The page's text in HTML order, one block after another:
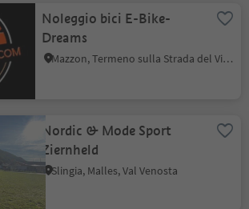
Noleggio bici E-Bike-
Dreams
Mazzon, Termeno sulla Strada del Vino, Strada del Vino
Nordic & Mode Sport
Ziernheld
Slingia, Malles, Val Venosta